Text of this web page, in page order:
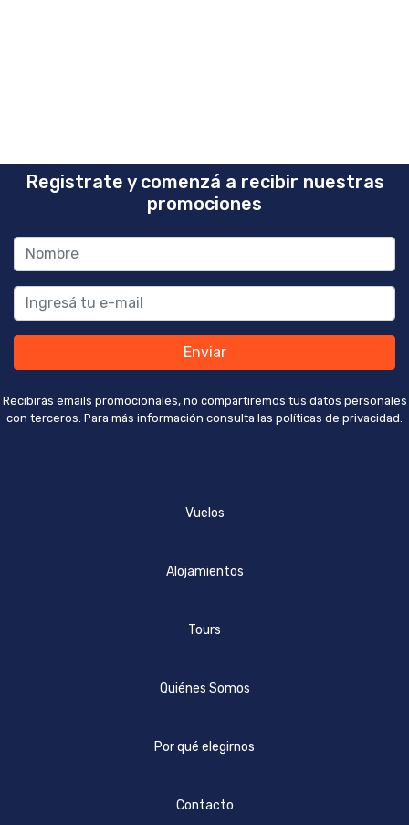
Registrate y comenzá a recibir nuestras
promociones
Enviar
Recibirás emails promocionales, no compartiremos tus datos personales
con terceros. Para más información consulta las políticas de privacidad.
Vuelos
Alojamientos
Tours
Quiénes Somos
Por qué elegirnos
Contacto